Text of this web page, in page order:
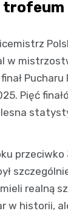
trofeum
w
Pucharu
Pięć
realną
w historii,